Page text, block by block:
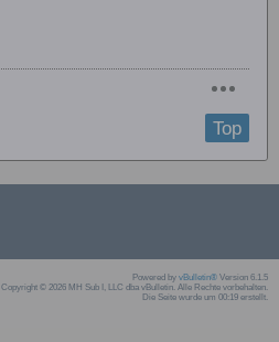
Top
Powered by vBulletin® Version 6.1.5
Copyright © 2026 MH Sub I, LLC dba vBulletin. Alle Rechte vorbehalten.
Die Seite wurde um 00:19 erstellt.